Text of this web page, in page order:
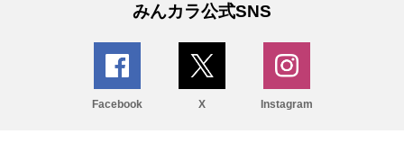
みんカラ公式SNS
Facebook X Instagram